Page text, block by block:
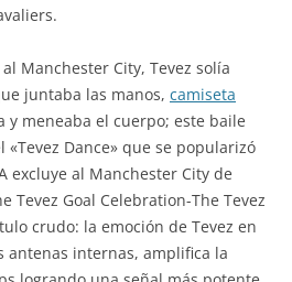
Manchester City, Tevez solía
juntaba las manos, camiseta
y meneaba el cuerpo; este baile
Dance» que se popularizó
excluye al Manchester City de
Tevez Goal Celebration-The Tevez
crudo: la emoción de Tevez en
antenas internas, amplifica la